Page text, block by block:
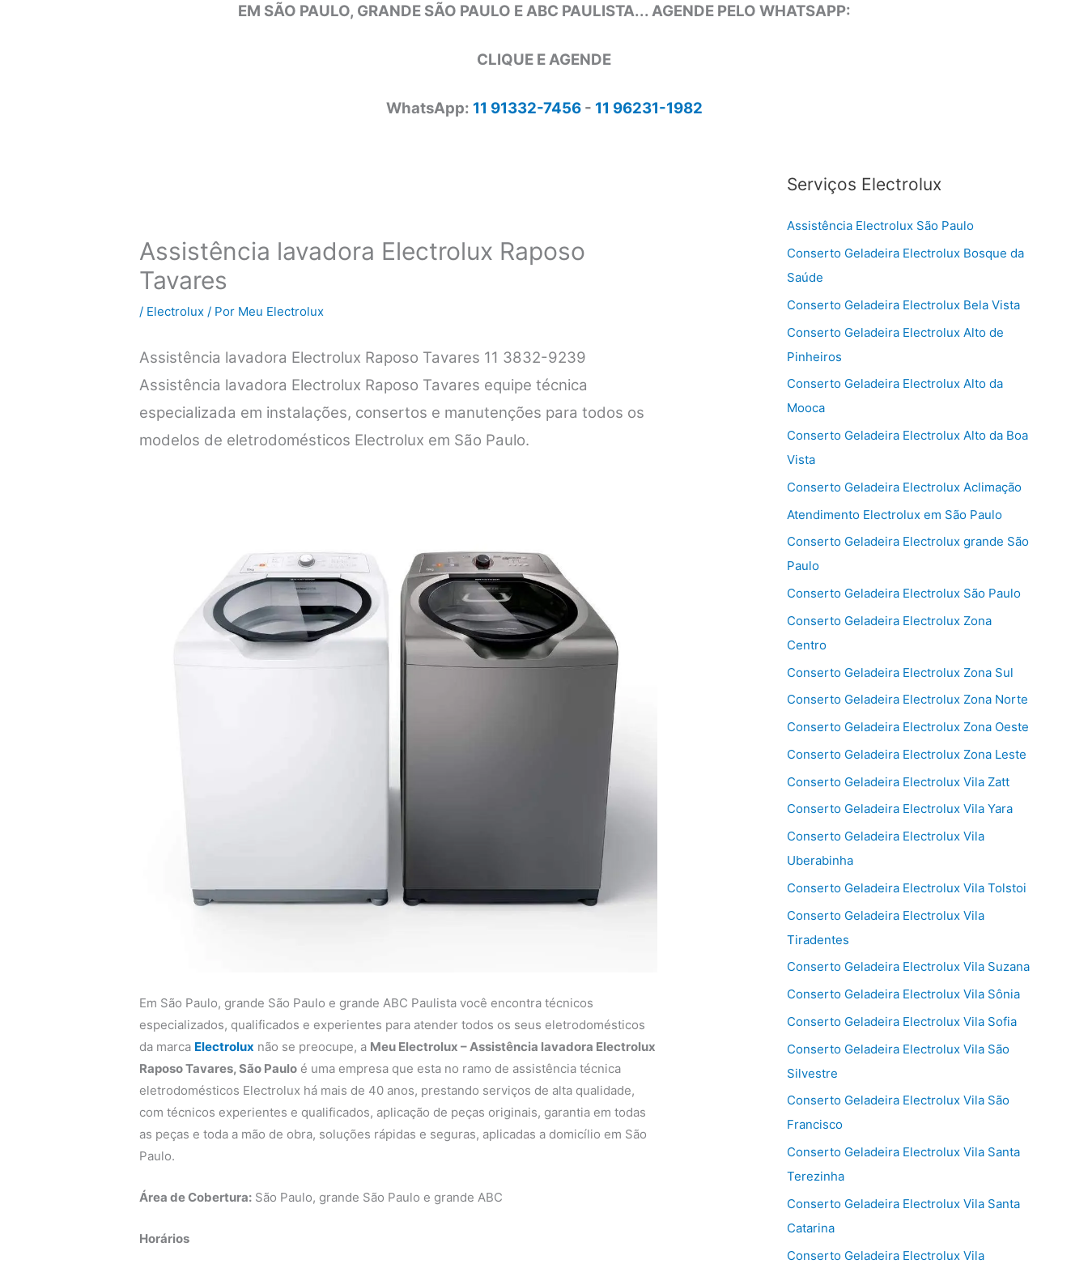
EM SÃO PAULO, GRANDE SÃO PAULO E ABC PAULISTA... AGENDE PELO WHATSAPP:
CLIQUE E AGENDE
WhatsApp: 11 91332-7456- 11 96231-1982
Assistência lavadora Electrolux Raposo
Tavares
/ Electrolux / Por Meu Electrolux
Assistência lavadora Electrolux Raposo Tavares 11 3832-9239
Assistência lavadora Electrolux Raposo Tavares equipe técnica
especializada em instalações, consertos e manutenções para todos os
modelos de eletrodomésticos Electrolux em São Paulo.
Em São Paulo, grande São Paulo e grande ABC Paulista você encontra técnicos
especializados, qualificados e experientes para atender todos os seus eletrodomésticos
da marca Electrolux não se preocupe, a Meu Electrolux – Assistência lavadora Electrolux
Raposo Tavares, São Paulo é uma empresa que esta no ramo de assistência técnica
eletrodomésticos Electrolux há mais de 40 anos, prestando serviços de alta qualidade,
com técnicos experientes e qualificados, aplicação de peças originais, garantia em todas
as peças e toda a mão de obra, soluções rápidas e seguras, aplicadas a domicílio em São
Paulo.
Área de Cobertura: São Paulo, grande São Paulo e grande ABC
Horários
Serviços Electrolux
Assistência Electrolux São Paulo
Conserto Geladeira Electrolux Bosque da
Saúde
Conserto Geladeira Electrolux Bela Vista
Conserto Geladeira Electrolux Alto de
Pinheiros
Conserto Geladeira Electrolux Alto da
Mooca
Conserto Geladeira Electrolux Alto da Boa
Vista
Conserto Geladeira Electrolux Aclimação
Atendimento Electrolux em São Paulo
Conserto Geladeira Electrolux grande São
Paulo
Conserto Geladeira Electrolux São Paulo
Conserto Geladeira Electrolux Zona
Centro
Conserto Geladeira Electrolux Zona Sul
Conserto Geladeira Electrolux Zona Norte
Conserto Geladeira Electrolux Zona Oeste
Conserto Geladeira Electrolux Zona Leste
Conserto Geladeira Electrolux Vila Zatt
Conserto Geladeira Electrolux Vila Yara
Conserto Geladeira Electrolux Vila
Uberabinha
Conserto Geladeira Electrolux Vila Tolstoi
Conserto Geladeira Electrolux Vila
Tiradentes
Conserto Geladeira Electrolux Vila Suzana
Conserto Geladeira Electrolux Vila Sônia
Conserto Geladeira Electrolux Vila Sofia
Conserto Geladeira Electrolux Vila São
Silvestre
Conserto Geladeira Electrolux Vila São
Francisco
Conserto Geladeira Electrolux Vila Santa
Terezinha
Conserto Geladeira Electrolux Vila Santa
Catarina
Conserto Geladeira Electrolux Vila